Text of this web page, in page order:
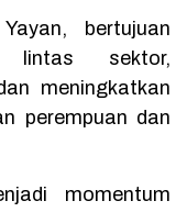
bertujuan
lintas sektor,
meningkatkan
perempuan dan
momentum